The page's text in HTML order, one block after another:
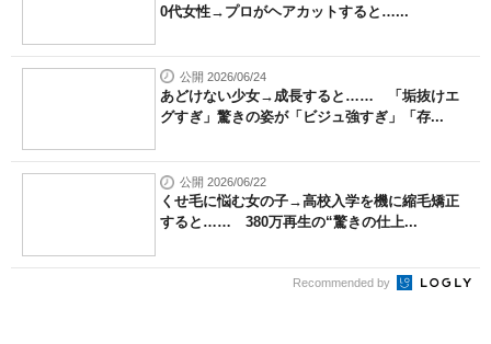
0代女性→プロがヘアカットすると…...
公開 2026/06/24
あどけない少女→成長すると…… 「垢抜けエ
グすぎ」驚きの姿が「ビジュ強すぎ」「存...
公開 2026/06/22
くせ毛に悩む女の子→高校入学を機に縮毛矯正
すると…… 380万再生の“驚きの仕上...
Recommended by